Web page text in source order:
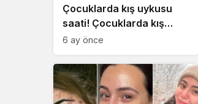
Çocuklarda kış uykusu
saati! Çocuklarda kış
uykusu düzeninde saatler
6 ay önce